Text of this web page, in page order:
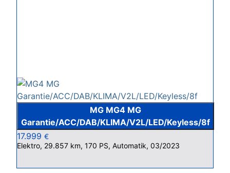
MG MG4 MG
Garantie/ACC/DAB/KLIMA/V2L/LED/Keyless/8f
17.999 €
Elektro, 29.857 km, 170 PS, Automatik, 03/2023